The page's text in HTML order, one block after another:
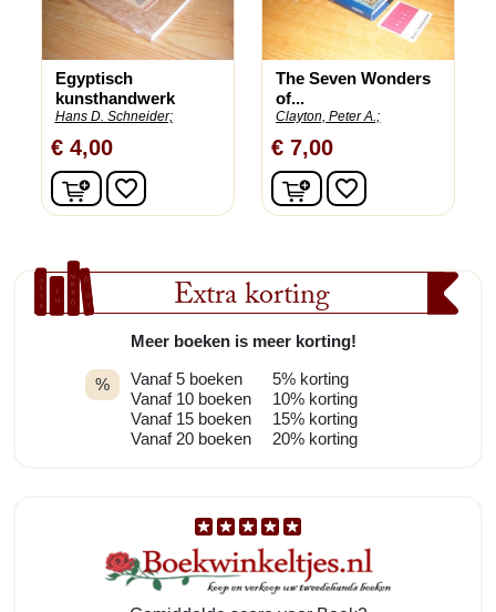
Extra korting
%
Meer boeken is meer korting!
Vanaf 5 boeken
Vanaf 10 boeken
Vanaf 15 boeken
Vanaf 20 boeken
5% korting
10% korting
15% korting
20% korting
Egyptisch
kunsthandwerk
Hans D. Schneider;
€ 4,00
In winkelwagen
favorite_border
The Seven Wonders
of...
Clayton, Peter A.;
€ 7,00
In winkelwagen
favorite_border